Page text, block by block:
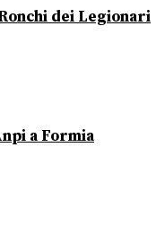
dei Legionari
a Formia